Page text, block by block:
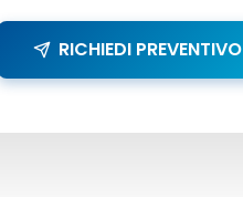
RICHIEDI PREVENTIVO